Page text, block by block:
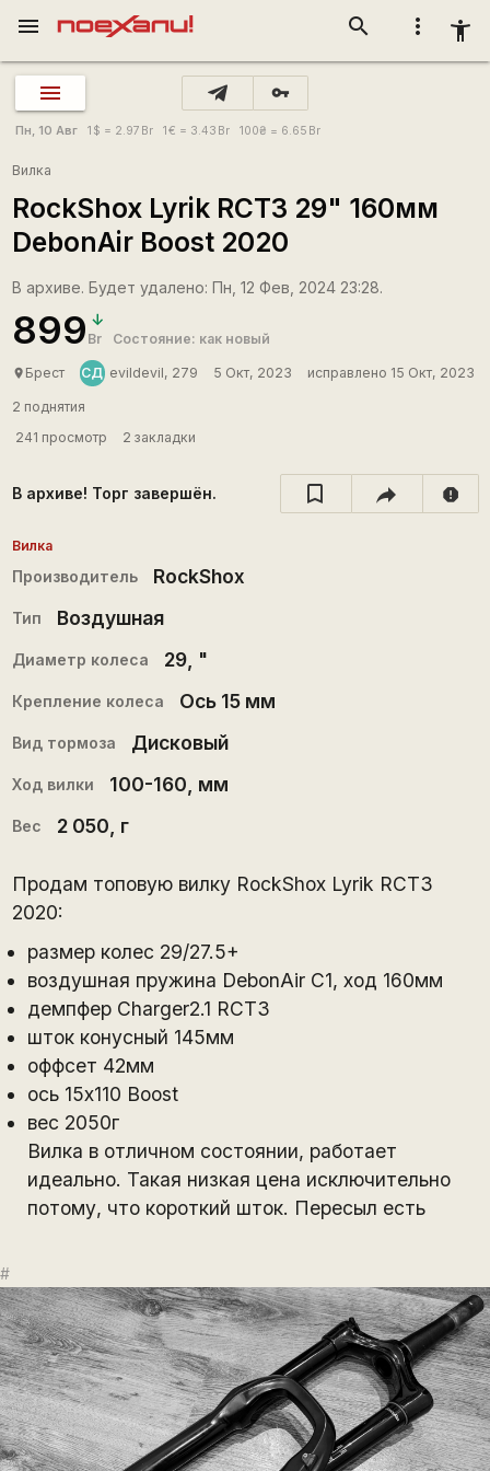
more_vert accessibility_new
search
menu
vpn_key
Пн, 10 Авг 1 $ = 2.97 Br 1€ = 3.43 Br 100₴ = 6.65 Br
Вилка
RockShox Lyrik RCT3 29" 160мм
DebonAir Boost 2020
В архиве. Будет удалено: Пн, 12 Фев, 2024 23:28.
899 Br Состояние: как новый
place Брест СД evildevil, 279 5 Окт, 2023 исправлено 15 Окт, 2023
2 поднятия
241 просмотр
2 закладки
В архиве! Торг завершён. report
Вилка
Производитель RockShox
Тип Воздушная
Диаметр колеса 29, "
Крепление колеса Ось 15 мм
Вид тормоза Дисковый
Ход вилки 100-160 , мм
Вес 2 050 , г
Продам топовую вилку RockShox Lyrik RCT3
2020:
размер колес 29/27.5+
воздушная пружина DebonAir C1, ход 160мм
демпфер Charger2.1 RCT3
шток конусный 145мм
оффсет 42мм
ось 15х110 Boost
вес 2050г
Вилка в отличном состоянии, работает
идеально. Такая низкая цена исключительно
потому, что короткий шток. Пересыл есть
#